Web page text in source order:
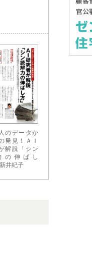
のデータか
発見！ＡＩ
解説「シン
の伸ばし
井紀子